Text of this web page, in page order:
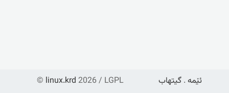
© linux.krd 2026 / LGPL ئێمە . گیتهاب